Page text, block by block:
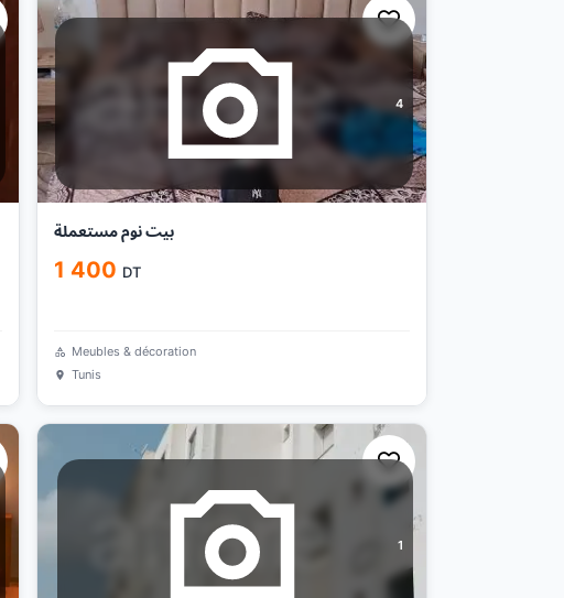
4
بيت نوم مستعملة
1 400 DT
Meubles & décoration
Tunis
1